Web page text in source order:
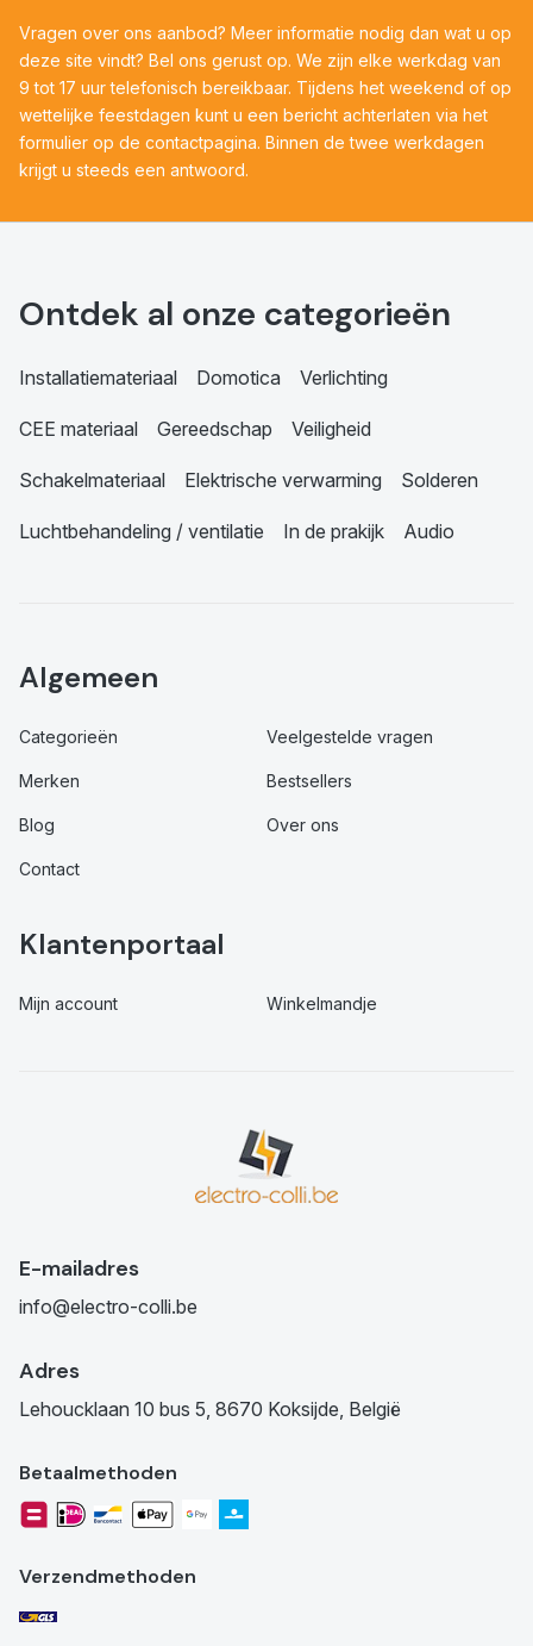
Vragen over ons aanbod? Meer informatie nodig dan wat u op
deze site vindt? Bel ons gerust op. We zijn elke werkdag van
9 tot 17 uur telefonisch bereikbaar. Tijdens het weekend of op
wettelijke feestdagen kunt u een bericht achterlaten via het
formulier op de contactpagina. Binnen de twee werkdagen
krijgt u steeds een antwoord.
Ontdek al onze categorieën
Installatiemateriaal Domotica Verlichting
CEE materiaal Gereedschap Veiligheid
Schakelmateriaal Elektrische verwarming Solderen
Luchtbehandeling / ventilatie In de prakijk Audio
Algemeen
Categorieën Veelgestelde vragen
Merken Bestsellers
Blog Over ons
Contact
Klantenportaal
Mijn account Winkelmandje
E-mailadres
info@electro-colli.be
Adres
Lehoucklaan 10 bus 5, 8670 Koksijde, België
Betaalmethoden
Verzendmethoden